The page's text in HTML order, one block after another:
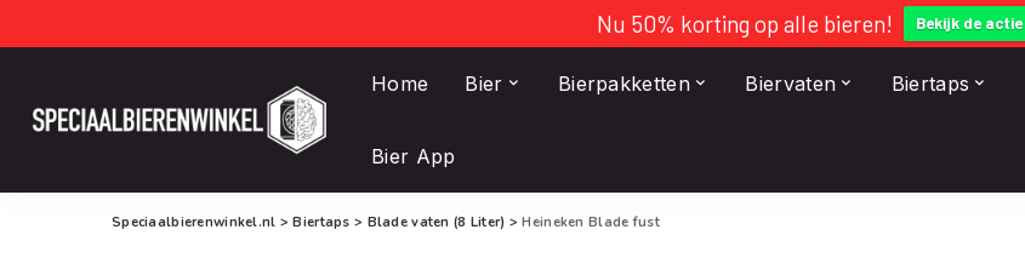
Nu 50% korting op alle bieren! Bekijk de actie
Home Bier Bierpakketten Biervaten Biertaps
Bier App
Speciaalbierenwinkel.nl >Biertaps > Blade vaten (8 Liter) >Heineken Blade fust